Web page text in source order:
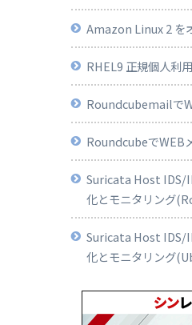
Amazon Linux 2 を
RHEL9 正規個人利
Roundcubemailで
Roundcubeで
Suricata Host IDS/
化とモニタリング
Suricata Host IDS/
化とモニタリング